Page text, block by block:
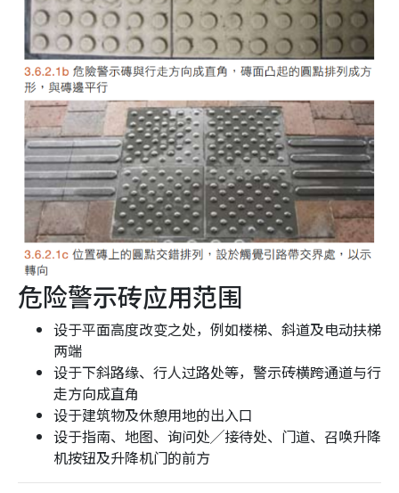
危险警示砖应用范围
设于平面高度改变之处，例如楼梯、斜道及电动扶梯
两端
设于下斜路缘、行人过路处等，警示砖横跨通道与行
走方向成直角
设于建筑物及休憩用地的出入口
设于指南、地图、询问处╱接待处、门道、召唤升降
机按钮及升降机门的前方